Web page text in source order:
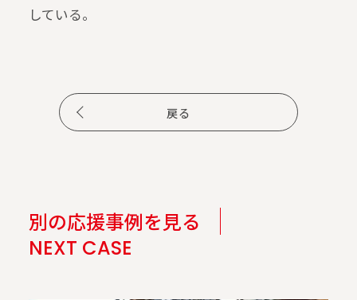
している。
戻る
別の応援事例を見る
NEXT CASE